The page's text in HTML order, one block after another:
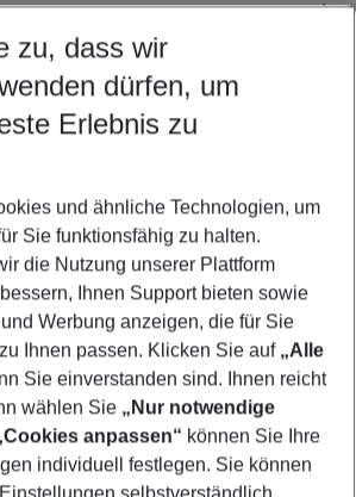
which suits your best
range
08/27 5-8 nights
children
Show more filter
zu, dass wir
dürfen, um
Erlebnis zu
und ähnliche Technologien, um
Sie funktionsfähig zu halten.
die Nutzung unserer Plattform
Ihnen Support bieten sowie
Werbung anzeigen, die für Sie
Ihnen passen. Klicken Sie auf „Alle
Sie einverstanden sind. Ihnen reicht
wählen Sie „Nur notwendige
anpassen“ können Sie Ihre
individuell festlegen. Sie können